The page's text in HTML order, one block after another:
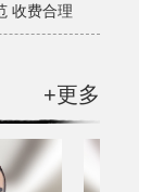
收费合理
+更多